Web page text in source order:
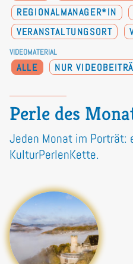
REGIONALMANAGER*IN
VERANSTALTUNGSORT
VIDEOMATERIAL
ALLE NUR
Perle des
Jeden Monat im
KulturPerlenKette.